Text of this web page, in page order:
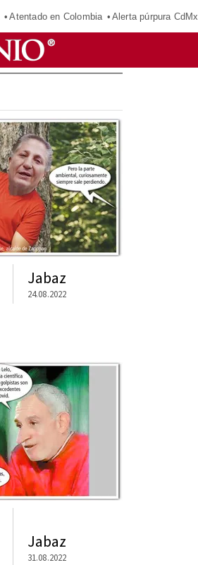
Atentado en Colombia Alerta púrpura CdMx
Jabaz
24.08.2022
Jabaz
31.08.2022